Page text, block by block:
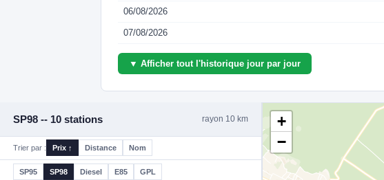
06/08/2026
07/08/2026
▼ Afficher tout l'historique jour par jour
SP98 -- 10 stations rayon 10 km
Trier par : Prix ↑ Distance Nom
SP95 SP98 Diesel E85 GPL
+
−